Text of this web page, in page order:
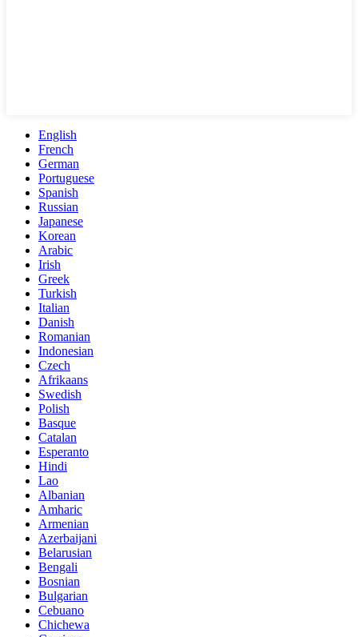
English
French
German
Portuguese
Spanish
Russian
Japanese
Korean
Arabic
Irish
Greek
Turkish
Italian
Danish
Romanian
Indonesian
Czech
Afrikaans
Swedish
Polish
Basque
Catalan
Esperanto
Hindi
Lao
Albanian
Amharic
Armenian
Azerbaijani
Belarusian
Bengali
Bosnian
Bulgarian
Cebuano
Chichewa